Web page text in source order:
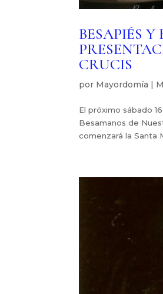
BESAPIÉS
CRUCIS
por Mayordomía
El próximo sábado
Besamanos de
comenzará la Santa